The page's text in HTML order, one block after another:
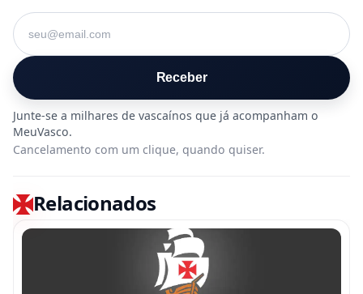
Seu e-mail
Receber
Cancelamento com um clique, quando quiser.
Relacionados